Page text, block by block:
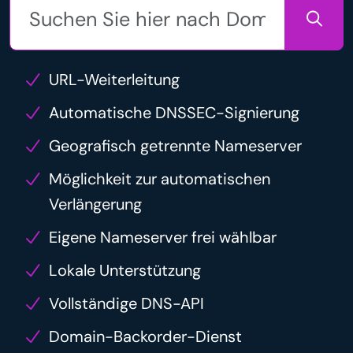
URL-Weiterleitung
Automatische DNSSEC-Signierung
Geografisch getrennte Nameserver
Möglichkeit zur automatischen
Verlängerung
Eigene Nameserver frei wählbar
Lokale Unterstützung
Vollständige DNS-API
Domain-Backorder-Dienst